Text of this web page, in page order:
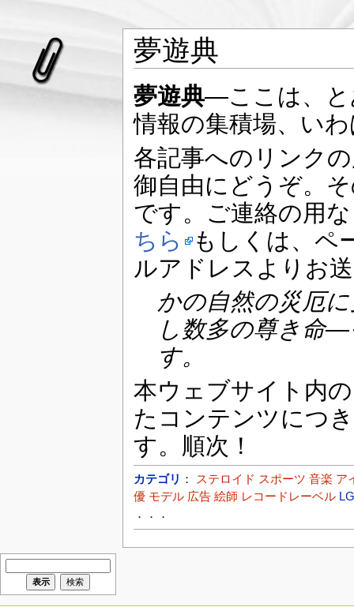
夢遊典
夢遊典―ここは、と
情報の集積場、い
各記事へのリンク
御自由にどうぞ。
です。ご連絡の用
ちら もしくは、ペ
ルアドレスよりお
かの自然の災厄
し数多の尊き命
す。
本ウェブサイト内
たコンテンツにつ
す。順次！
カテゴリ ： ステロイド スポーツ 音楽 ア
優 モデル 広告 絵師 レコードレーベル
．．．